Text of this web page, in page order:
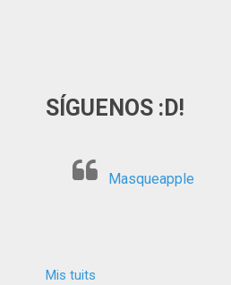
SÍGUENOS :D!
Masqueapple
Mis tuits